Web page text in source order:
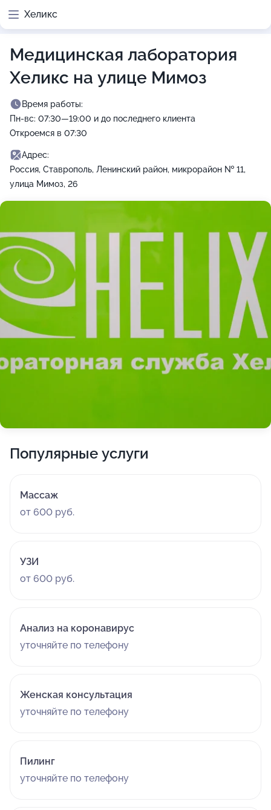
Хеликс
Медицинская лаборатория
Хеликс на улице Мимоз
Время работы:
Пн-вс: 07:30—19:00 и до последнего клиента
Откроемся в 07:30
Адрес:
Россия, Ставрополь, Ленинский район, микрорайон № 11,
улица Мимоз, 26
Популярные услуги
Массаж
от 600 руб.
УЗИ
от 600 руб.
Анализ на коронавирус
уточняйте по телефону
Женская консультация
уточняйте по телефону
Пилинг
уточняйте по телефону